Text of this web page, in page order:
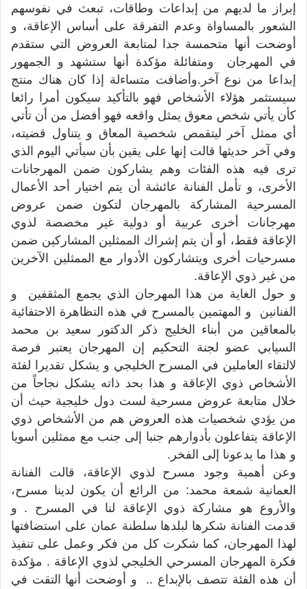
إبراز ما لديهم من إبداعات وطاقات، تبعث في نفوسهم
الشعور بالمساواة وعدم التفرقة على أساس الإعاقة، و
أوضحت أنها متحمسة جدا لمتابعة العروض التي ستقدم
في المهرجان ومتفائلة مؤكدة أنها ستشهد و الجمهور
إبداعا من نوع آخر. وأضافت متساءلة إذا كان هناك منتج
سيستثمر هؤلاء الأشخاص فهو بالتأكيد سيكون أمرا رائعا
كأن يأتي شخص معوق يمثل واقعه فهو أفضل من أن تأتي
أي ممثل آخر ليتقمص شخصية المعاق و يتناول قضيته،
وفي آخر حديثها قالت إنها على يقين بأن سيأتي اليوم الذي
ترى فيه هذه الفئات وهم يشاركون ضمن المهرجانات
الأخرى، و تأمل الفنانة عائشة أن يتم اختيار أحد الأعمال
المسرحية المشاركة بالمهرجان لتكون ضمن عروض
مهرجانات أخرى عربية أو دولية غير مخصصة لذوي
الإعاقة فقط، أو أن يتم إشراك الممثلين المشاركين ضمن
مسرحيات أخرى ويتشاركون الأدوار مع الممثلين الآخرين
من غير ذوي الإعاقة.
و حول الغاية من هذا المهرجان الذي يجمع المثقفين و
الفنانين و المهتمين بالمسرح في هذه التظاهرة الاحتفائية
بالمعاقين من أبناء الخليج ذكر الدكتور سعيد بن محمد
السيابي عضو لجنة التحكيم إن المهرجان يعتبر فرصة
لالتقاء العاملين في المسرح الخليجي و يشكل تقديرا لفئة
الأشخاص ذوي الإعاقة و هذا بحد ذاته يشكل نجاحاً من
خلال متابعة عروض مسرحية لست دول خليجية حيث أن
من يؤدي شخصيات هذه العروض هم من الأشخاص ذوي
الإعاقة يتفاعلون بأدوارهم جنبا إلى جنب مع ممثلين أسويا
و هذا ما يدعونا إلى الفخر.
وعن أهمية وجود مسرح لذوي الإعاقة، قالت الفنانة
العمانية شمعة محمد: من الرائع أن يكون لدينا مسرح،
والأروع هو مشاركة ذوي الإعاقة لنا في المسرح . و
قدمت الفنانة شكرها لبلدها سلطنة عمان على استضافتها
لهذا المهرجان، كما شكرت كل من فكر وعمل على تنفيذ
فكرة المهرجان المسرحي الخليجي لذوي الإعاقة . مؤكدة
أن هذه الفئة تتصف بالإبداع .. و أوضحت أنها التقت في